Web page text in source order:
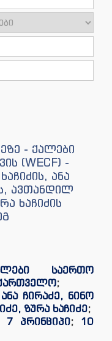
- ქალები
(WECF) -
ანა
ავთანდილ
ხაჩიძის
საერთო
;
ჩირაძე, ნინო
ზურა ხაჩიძე;
7 პრინციპი; 10